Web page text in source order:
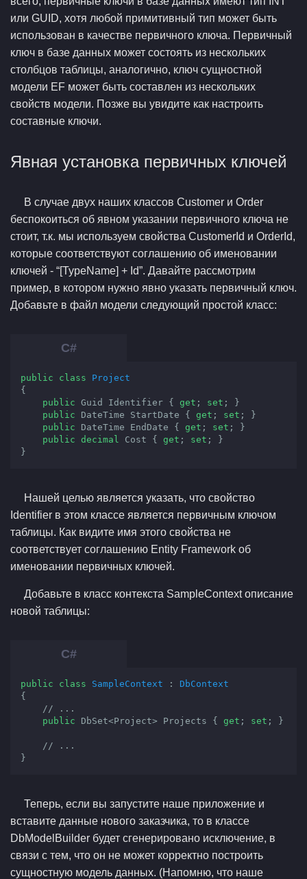
или GUID, хотя любой примитивный тип может быть
использован в качестве первичного ключа. Первичный
ключ в базе данных может состоять из нескольких
столбцов таблицы, аналогично, ключ сущностной
модели EF может быть составлен из нескольких
свойств модели. Позже вы увидите как настроить
составные ключи.
Явная установка первичных ключей
В случае двух наших классов Customer и Order
беспокоиться об явном указании первичного ключа не
стоит, т.к. мы используем свойства CustomerId и OrderId,
которые соответствуют соглашению об именовании
ключей - “[TypeName] + Id”. Давайте рассмотрим
пример, в котором нужно явно указать первичный ключ.
Добавьте в файл модели следующий простой класс:
public class
Project
{
public Guid Identifier { get ; set ; }
public DateTime StartDate { get ; set ; }
public DateTime EndDate { get ; set ; }
public decimal Cost { get ; set ; }
}
Нашей целью является указать, что свойство
Identifier в этом классе является первичным ключом
таблицы. Как видите имя этого свойства не
соответствует соглашению Entity Framework об
именовании первичных ключей.
Добавьте в класс контекста SampleContext описание
новой таблицы:
public class SampleContext : DbContext
{
// ...
public DbSet<Project> Projects { get ; set ; }
// ...
}
Теперь, если вы запустите наше приложение и
вставите данные нового заказчика, то в классе
DbModelBuilder будет сгенерировано исключение, в
связи с тем, что он не может корректно построить
сущностную модель данных. (Напомню, что наше